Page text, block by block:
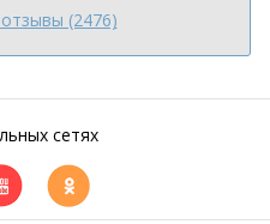
(2476)
сетях